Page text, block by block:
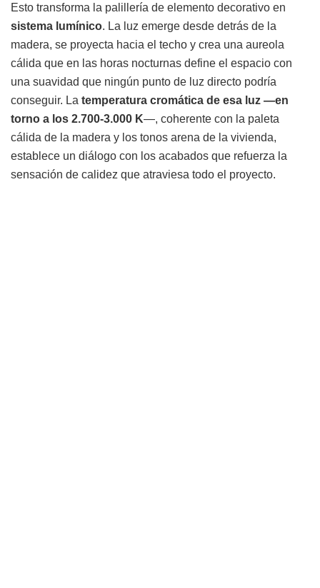
Esto transforma la palillería de elemento decorativo en
sistema lumínico. La luz emerge desde detrás de la
madera, se proyecta hacia el techo y crea una aureola
cálida que en las horas nocturnas define el espacio con
una suavidad que ningún punto de luz directo podría
conseguir. La temperatura cromática de esa luz —en
torno a los 2.700-3.000 K—, coherente con la paleta
cálida de la madera y los tonos arena de la vivienda,
establece un diálogo con los acabados que refuerza la
sensación de calidez que atraviesa todo el proyecto.